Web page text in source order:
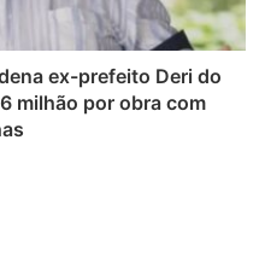
ex-prefeito Deri do
milhão por obra com